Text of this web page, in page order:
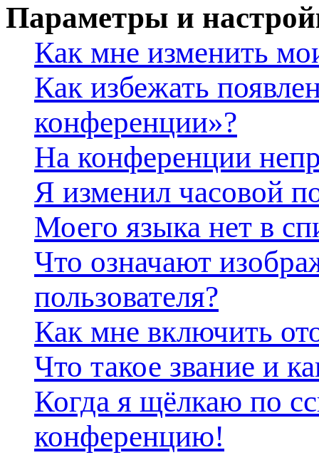
Параметры и
Как мне изменить
Как избежать
конференции»?
На конференции
Я изменил часовой
Моего языка нет в
Что означают
пользователя?
Как мне включить
Что такое звание и
Когда я щёлкаю по
конференцию!